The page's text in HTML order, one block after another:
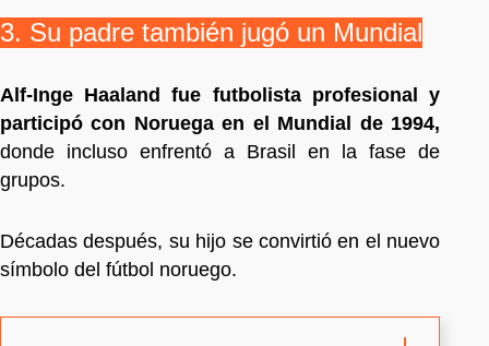
3. Su padre también jugó un Mundial
Alf-Inge Haaland fue futbolista profesional y
participó con Noruega en el Mundial de 1994,
donde incluso enfrentó a Brasil en la fase de
grupos.
Décadas después, su hijo se convirtió en el nuevo
símbolo del fútbol noruego.